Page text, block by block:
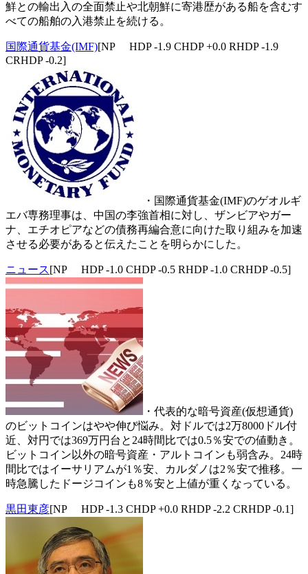
鮮との輸出入の全面禁止や北朝鮮に寄港歴がある船を含むす
べての船舶の入港禁止を続ける。
国際通貨基金(IMF)[NP HDP -1.9 CHDP +0.0 RHDP -1.9
CRHDP -0.2]
・国際通貨基金(IMF)のゲオルギ
エバ専務理事は、中国の李強首相に対し、ザンビアやガー
ナ、エチオピアなどの債務再編合意に向けた取り組みを加速
させる必要があると伝えたことを明らかにした。
ニュース[NP HDP -1.0 CHDP -0.5 RHDP -1.0 CRHDP -0.5]
・代表的な暗号資産(仮想通貨)
のビットコインはやや伸び悩み。対ドルでは2万8000ドル付
近、対円では369万円台と24時間比では0.5％安での値動き。
ビットコイン以外の暗号資産・アルトコインも弱含み。24時
間比ではイーサリアムが1％安、カルダノは2％安で推移。一
時急騰したドージコインも8％安と上値が重くなっている。
黒田東彦[NP HDP -1.3 CHDP +0.0 RHDP -2.2 CRHDP -0.1]